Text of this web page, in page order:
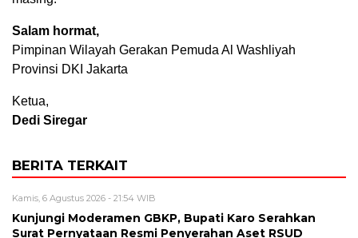
Salam hormat,
Pimpinan Wilayah Gerakan Pemuda Al Washliyah
Provinsi DKI Jakarta
Ketua,
Dedi Siregar
BERITA TERKAIT
Kamis, 6 Agustus 2026 - 21:54 WIB
Kunjungi Moderamen GBKP, Bupati Karo Serahkan
Surat Pernyataan Resmi Penyerahan Aset RSUD